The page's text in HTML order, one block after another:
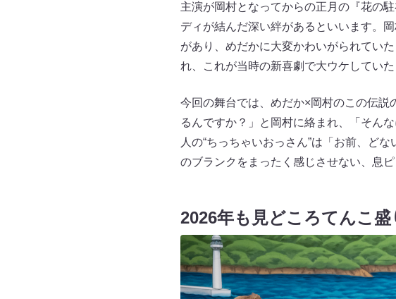
主演が岡村となってからの正月の『花の
ディが結んだ深い絆があるといいます。
があり、めだかに大変かわいがられてい
れ、これが当時の新喜劇で大ウケしていた
今回の舞台では、めだか×岡村のこの伝説
るんですか？」と岡村に絡まれ、「そん
人の“ちっちゃいおっさん”は「お前、
のブランクをまったく感じさせない、息
2026年も見どころてんこ盛